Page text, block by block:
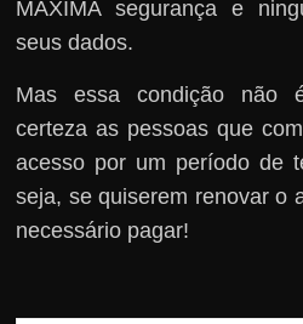
MÁXIMA segurança e
seus dados.
Mas essa condição não
certeza as pessoas que
acesso por um período de
seja, se quiserem renovar o
necessário pagar!